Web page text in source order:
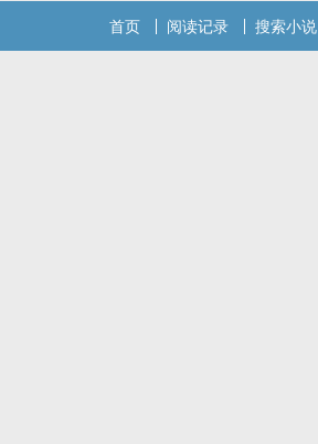
首页 阅读记录 搜索小说